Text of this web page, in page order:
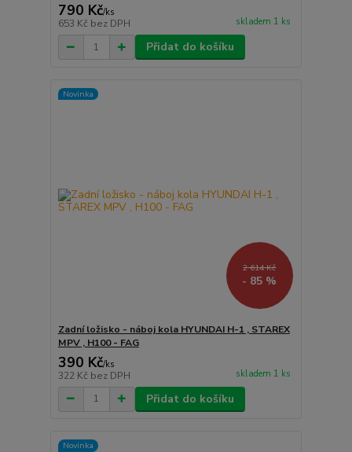
790 Kč/ks
653 Kč bez DPH skladem 1 ks
Přidat do košíku
Novinka
2 614 Kč
- 85 %
Zadní ložisko - náboj kola HYUNDAI H-1 , STAREX
MPV , H100 - FAG
390 Kč/ks
322 Kč bez DPH skladem 1 ks
Přidat do košíku
Novinka